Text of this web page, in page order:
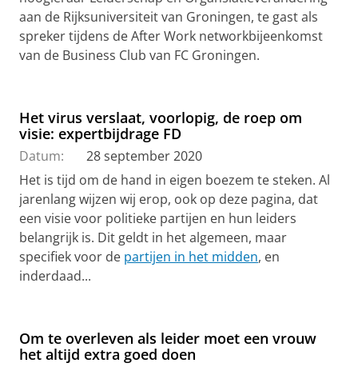
aan de Rijksuniversiteit van Groningen, te gast als
spreker tijdens de After Work networkbijeenkomst
van de Business Club van FC Groningen.
Het virus verslaat, voorlopig, de roep om
visie: expertbijdrage FD
Datum:
28 september 2020
Het is tijd om de hand in eigen boezem te steken. Al
jarenlang wijzen wij erop, ook op deze pagina, dat
een visie voor politieke partijen en hun leiders
belangrijk is. Dit geldt in het algemeen, maar
specifiek voor de partijen in het midden, en
inderdaad...
Om te overleven als leider moet een vrouw
het altijd extra goed doen